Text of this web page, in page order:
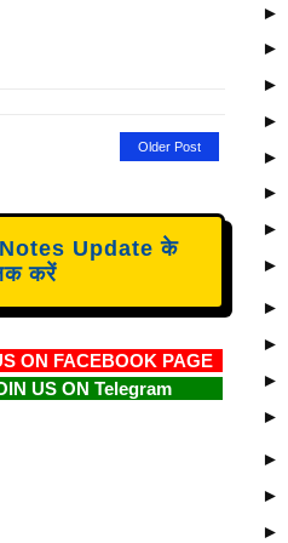
Older Post
Update के
करें
ON FACEBOOK PAGE
US ON Telegram
►
►
►
►
►
►
►
►
►
►
►
►
►
►
►